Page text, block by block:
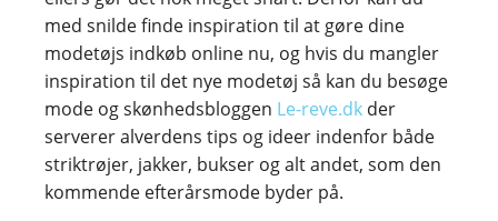
med snilde finde inspiration til at gøre dine
modetøjs indkøb online nu, og hvis du mangler
inspiration til det nye modetøj så kan du besøge
mode og skønhedsbloggen Le-reve.dk der
serverer alverdens tips og ideer indenfor både
striktrøjer, jakker, bukser og alt andet, som den
kommende efterårsmode byder på.